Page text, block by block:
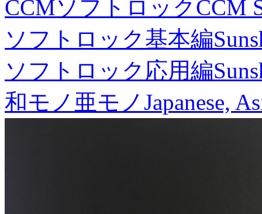
CCMソフトロックCCM
ソフトロック基本編
ソフトロック応用編
和モノ亜モノJapanese,